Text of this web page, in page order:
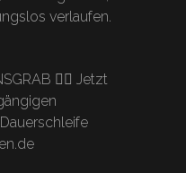
verlaufen.
🏴‍☠️ Jetzt